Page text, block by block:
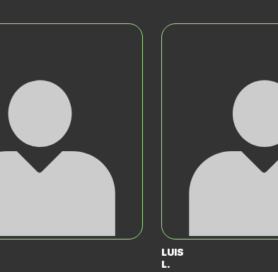
Luis
L.